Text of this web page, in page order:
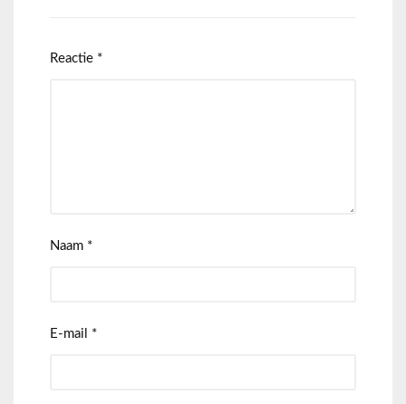
Reactie *
Naam *
E-mail *